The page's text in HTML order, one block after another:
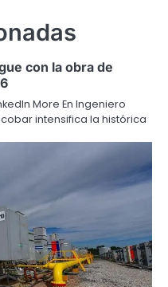
con la obra de
More En Ingeniero
intensifica la histórica